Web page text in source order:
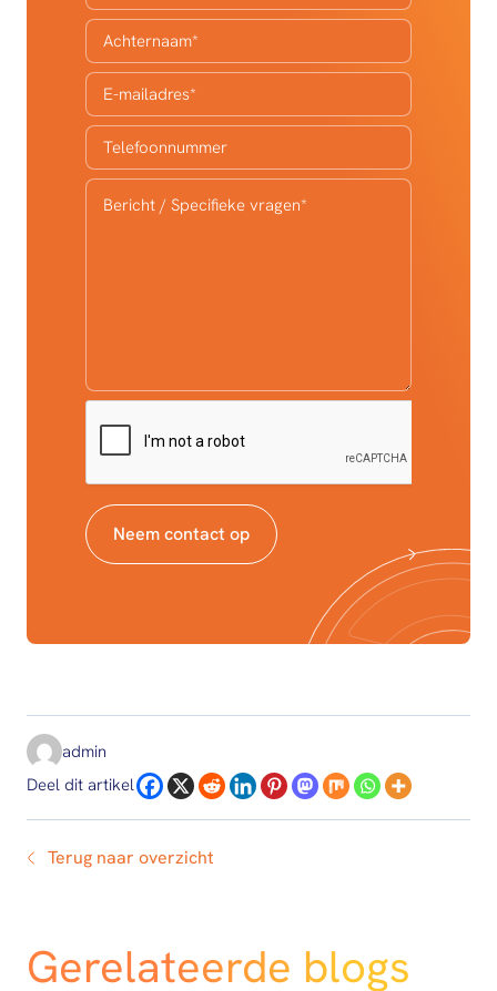
Achternaam*
E-mailadres*
Telefoonnummer
Bericht / Specifieke vragen*
Neem contact op
admin
Deel dit artikel
Terug naar overzicht
Gerelateerde blogs